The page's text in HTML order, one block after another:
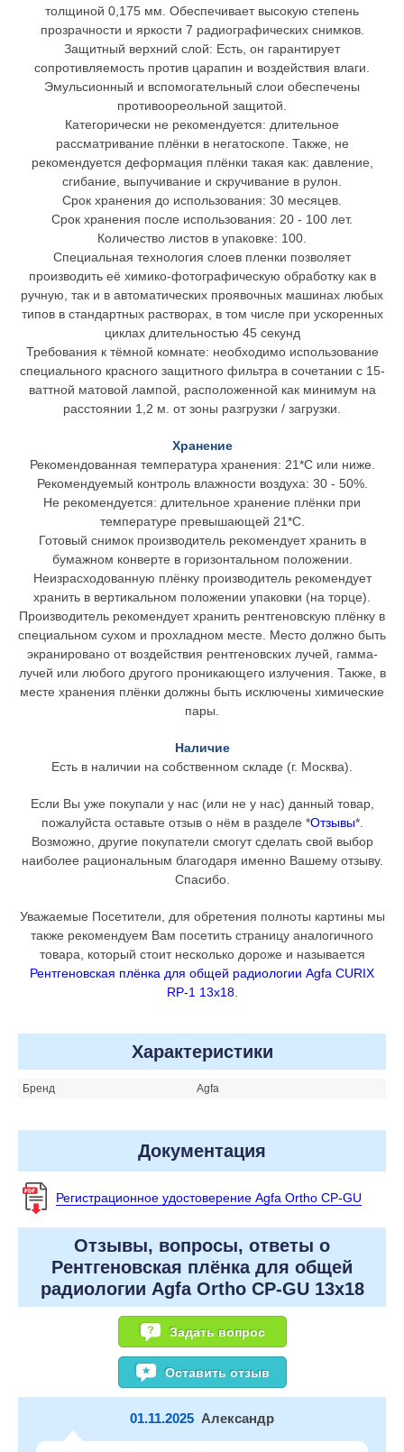
толщиной 0,175 мм. Обеспечивает высокую степень
прозрачности и яркости 7 радиографических снимков.
Защитный верхний слой: Есть, он гарантирует
сопротивляемость против царапин и воздействия влаги.
Эмульсионный и вспомогательный слои обеспечены
противоореольной защитой.
Категорически не рекомендуется: длительное
рассматривание плёнки в негатоскопе. Также, не
рекомендуется деформация плёнки такая как: давление,
сгибание, выпучивание и скручивание в рулон.
Срок хранения до использования: 30 месяцев.
Cрок хранения после использования: 20 - 100 лет.
Количество листов в упаковке: 100.
Специальная технология слоев пленки позволяет
производить её химико-фотографическую обработку как в
ручную, так и в автоматических проявочных машинах любых
типов в стандартных растворах, в том числе при ускоренных
циклах длительностью 45 секунд
Требования к тёмной комнате: необходимо использование
специального красного защитного фильтра в сочетании с 15-
ваттной матовой лампой, расположенной как минимум на
расстоянии 1,2 м. от зоны разгрузки / загрузки.
Хранение
Рекомендованная температура хранения: 21*C или ниже.
Рекомендуемый контроль влажности воздуха: 30 - 50%.
Не рекомендуется: длительное хранение плёнки при
температуре превышающей 21*С.
Готовый снимок производитель рекомендует хранить в
бумажном конверте в горизонтальном положении.
Неизрасходованную плёнку производитель рекомендует
хранить в вертикальном положении упаковки (на торце).
Производитель рекомендует хранить рентгеновскую плёнку в
специальном сухом и прохладном месте. Место должно быть
экранировано от воздействия рентгеновских лучей, гамма-
лучей или любого другого проникающего излучения. Также, в
месте хранения плёнки должны быть исключены химические
пары.
Наличие
Есть в наличии на собственном складе (г. Москва).
Если Вы уже покупали у нас (или не у нас) данный товар,
пожалуйста оставьте отзыв о нём в разделе *Отзывы*.
Возможно, другие покупатели смогут сделать свой выбор
наиболее рациональным благодаря именно Вашему отзыву.
Спасибо.
Уважаемые Посетители, для обретения полноты картины мы
также рекомендуем Вам посетить страницу аналогичного
товара, который стоит несколько дороже и называется
Рентгеновская плёнка для общей радиологии Agfa CURIX
RP-1 13x18.
Характеристики
Бренд Agfa
Документация
Регистрационное удостоверение Agfa Ortho CP-GU
Отзывы, вопросы, ответы о
Рентгеновская плёнка для общей
радиологии Agfa Ortho CP-GU 13x18
Задать вопрос
Оставить отзыв
01.11.2025 Александр